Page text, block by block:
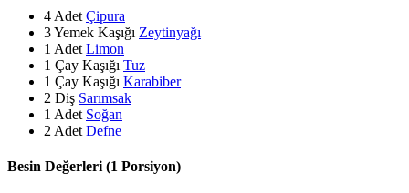
4 Adet Çipura
3Yemek Kaşığı Zeytinyağı
1 Adet Limon
1 Çay Kaşığı Tuz
1 Çay Kaşığı Karabiber
2 Diş Sarımsak
1 Adet Soğan
2 Adet Defne
Besin Değerleri (1 Porsiyon)